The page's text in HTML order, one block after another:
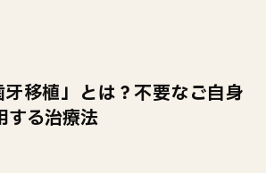
移植」とは？不要なご自身
する治療法